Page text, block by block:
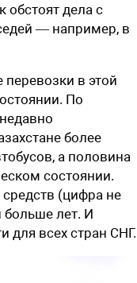
дела с
— например, в
в этой
По
более
а половина
состоянии.
(цифра не
больше лет. И
для всех стран СНГ.